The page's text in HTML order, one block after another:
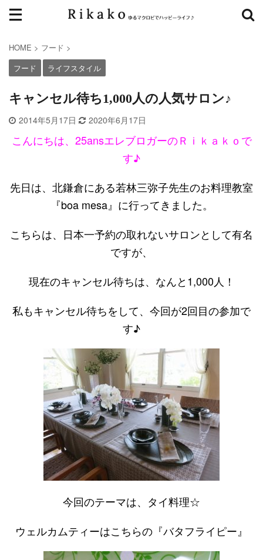
HOME > フード >
フード
ライフスタイル
キャンセル待ち1,000人の人気サロン♪
2014年5月17日 2020年6月17日
こんにちは、25ansエレブロガーのＲｉｋａｋｏで
す♪
先日は、北鎌倉にある若林三弥子先生のお料理教室
『boa mesa』に行ってきました。
こちらは、日本一予約の取れないサロンとして有名
ですが、
現在のキャンセル待ちは、なんと1,000人！
私もキャンセル待ちをして、今回が2回目の参加で
す♪
今回のテーマは、タイ料理☆
ウェルカムティーはこちらの『バタフライピー』